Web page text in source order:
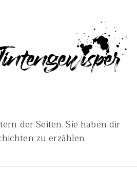
der Seiten. Sie haben dir
zu erzählen.